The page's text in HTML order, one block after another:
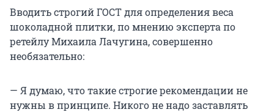
Вводить строгий ГОСТ для определения веса
шоколадной плитки, по мнению эксперта по
ретейлу Михаила Лачугина, совершенно
необязательно:
— Я думаю, что такие строгие рекомендации не
нужны в принципе. Никого не надо заставлять